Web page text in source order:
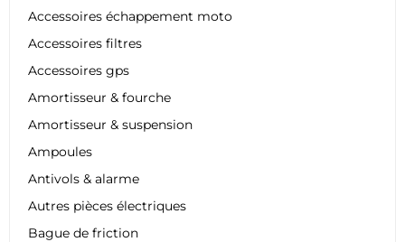
Accessoires échappement moto
Accessoires filtres
Accessoires gps
Amortisseur & fourche
Amortisseur & suspension
Ampoules
Antivols & alarme
Autres pièces électriques
Bague de friction